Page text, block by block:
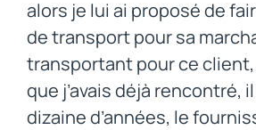
alors je lui ai proposé de
de transport pour sa
transportant pour ce client,
que j’avais déjà rencontré,
dizaine d’années, le